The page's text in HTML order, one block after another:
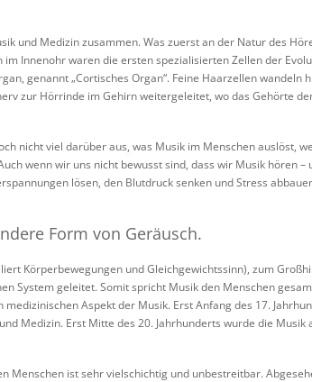
und Medizin zusammen. Was zuerst an der Natur des
Innenohr waren die ersten spezialisierten Zellen der
genannt „Cortisches Organ“. Feine Haarzellen wandeln
zur Hörrinde im Gehirn weitergeleitet, wo das Gehörte
nicht viel darüber aus, was Musik im Menschen auslöst,
wenn wir uns nicht bewusst sind, dass wir Musik hören
lösen, den Blutdruck senken und Stress
Form von Geräusch.
Körperbewegungen und Gleichgewichtssinn), zum
System geleitet. Somit spricht Musik den Menschen
Aspekt der Musik. Erst Anfang des 17.
Medizin. Erst Mitte des 20. Jahrhunderts wurde die
Menschen ist sehr vielschichtig und unbestreitbar.